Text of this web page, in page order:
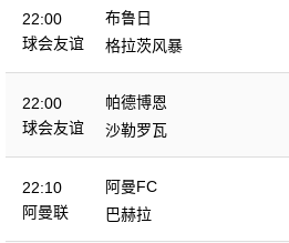
22:00
球会友谊
布鲁日
格拉茨风暴
22:00
球会友谊
帕德博恩
沙勒罗瓦
22:10
阿曼联
阿曼FC
巴赫拉